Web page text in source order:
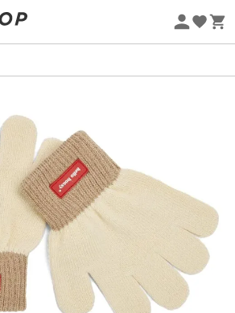
EXTRA dès 2 produits* code Summer5
-5% Extra - Code Summer5